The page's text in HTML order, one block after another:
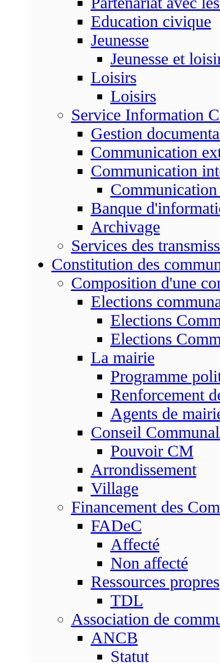
Education civique
Jeunesse
Jeunesse et
Loisirs
Loisirs
Service Information
Gestion
Communication
Communication
Communication
Banque
Archivage
Services des
Constitution des
Composition d'une
Elections
Elections
Elections
La mairie
Programme
Renforcement
Agents de
Conseil
Pouvoir CM
Arrondissement
Village
Financement des
FADeC
Affecté
Non affecté
Ressources propres
TDL
Association de
ANCB
Statut